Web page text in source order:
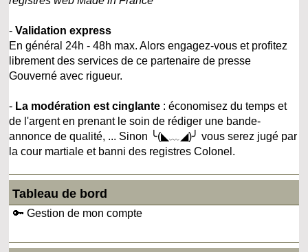
-Validation express
En général 24h - 48h max. Alors engagez-vous et profitez
librement des services de ce partenaire de presse
Gouverné avec rigueur.
- La modération est cinglante : économisez du temps et
de l'argent en prenant le soin de rédiger une bande-
annonce de qualité, ... Sinon ╰(◣﹏◢)╯ vous serez jugé par
la cour martiale et banni des registres Colonel.
Tableau de bord
🔑 Gestion de mon compte